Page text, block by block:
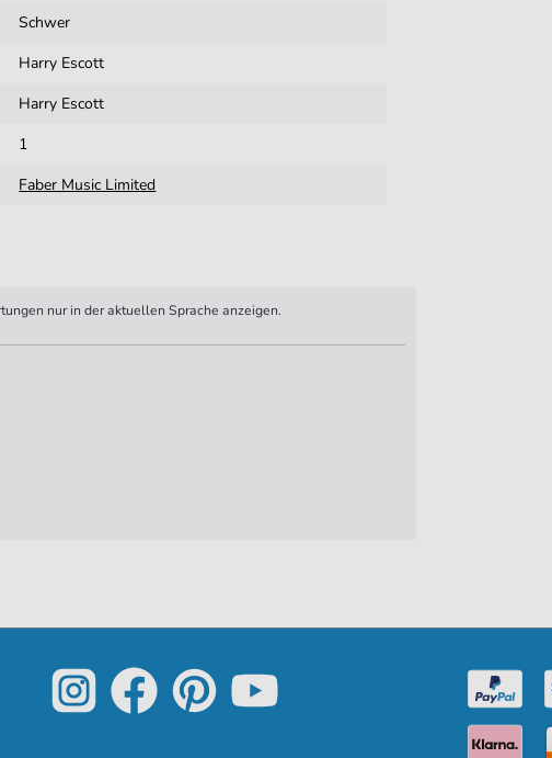
Schwer
Harry Escott
Harry Escott
1
Faber Music Limited
nur in der aktuellen Sprache anzeigen.